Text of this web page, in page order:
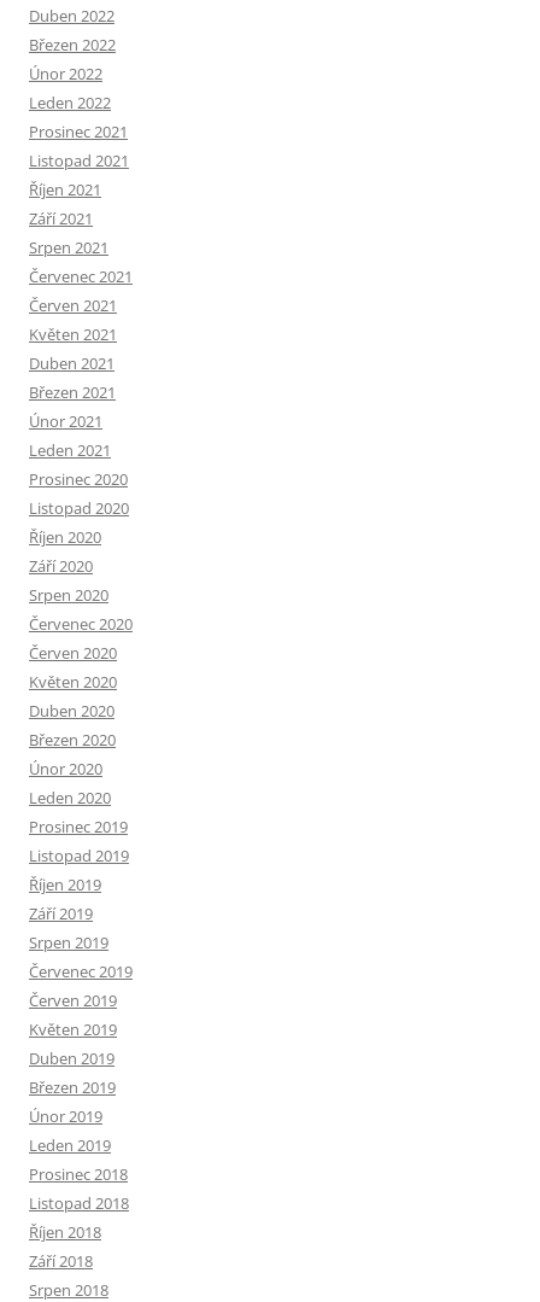
Duben 2022
Březen 2022
Únor 2022
Leden 2022
Prosinec 2021
Listopad 2021
Říjen 2021
Září 2021
Srpen 2021
Červenec 2021
Červen 2021
Květen 2021
Duben 2021
Březen 2021
Únor 2021
Leden 2021
Prosinec 2020
Listopad 2020
Říjen 2020
Září 2020
Srpen 2020
Červenec 2020
Červen 2020
Květen 2020
Duben 2020
Březen 2020
Únor 2020
Leden 2020
Prosinec 2019
Listopad 2019
Říjen 2019
Září 2019
Srpen 2019
Červenec 2019
Červen 2019
Květen 2019
Duben 2019
Březen 2019
Únor 2019
Leden 2019
Prosinec 2018
Listopad 2018
Říjen 2018
Září 2018
Srpen 2018